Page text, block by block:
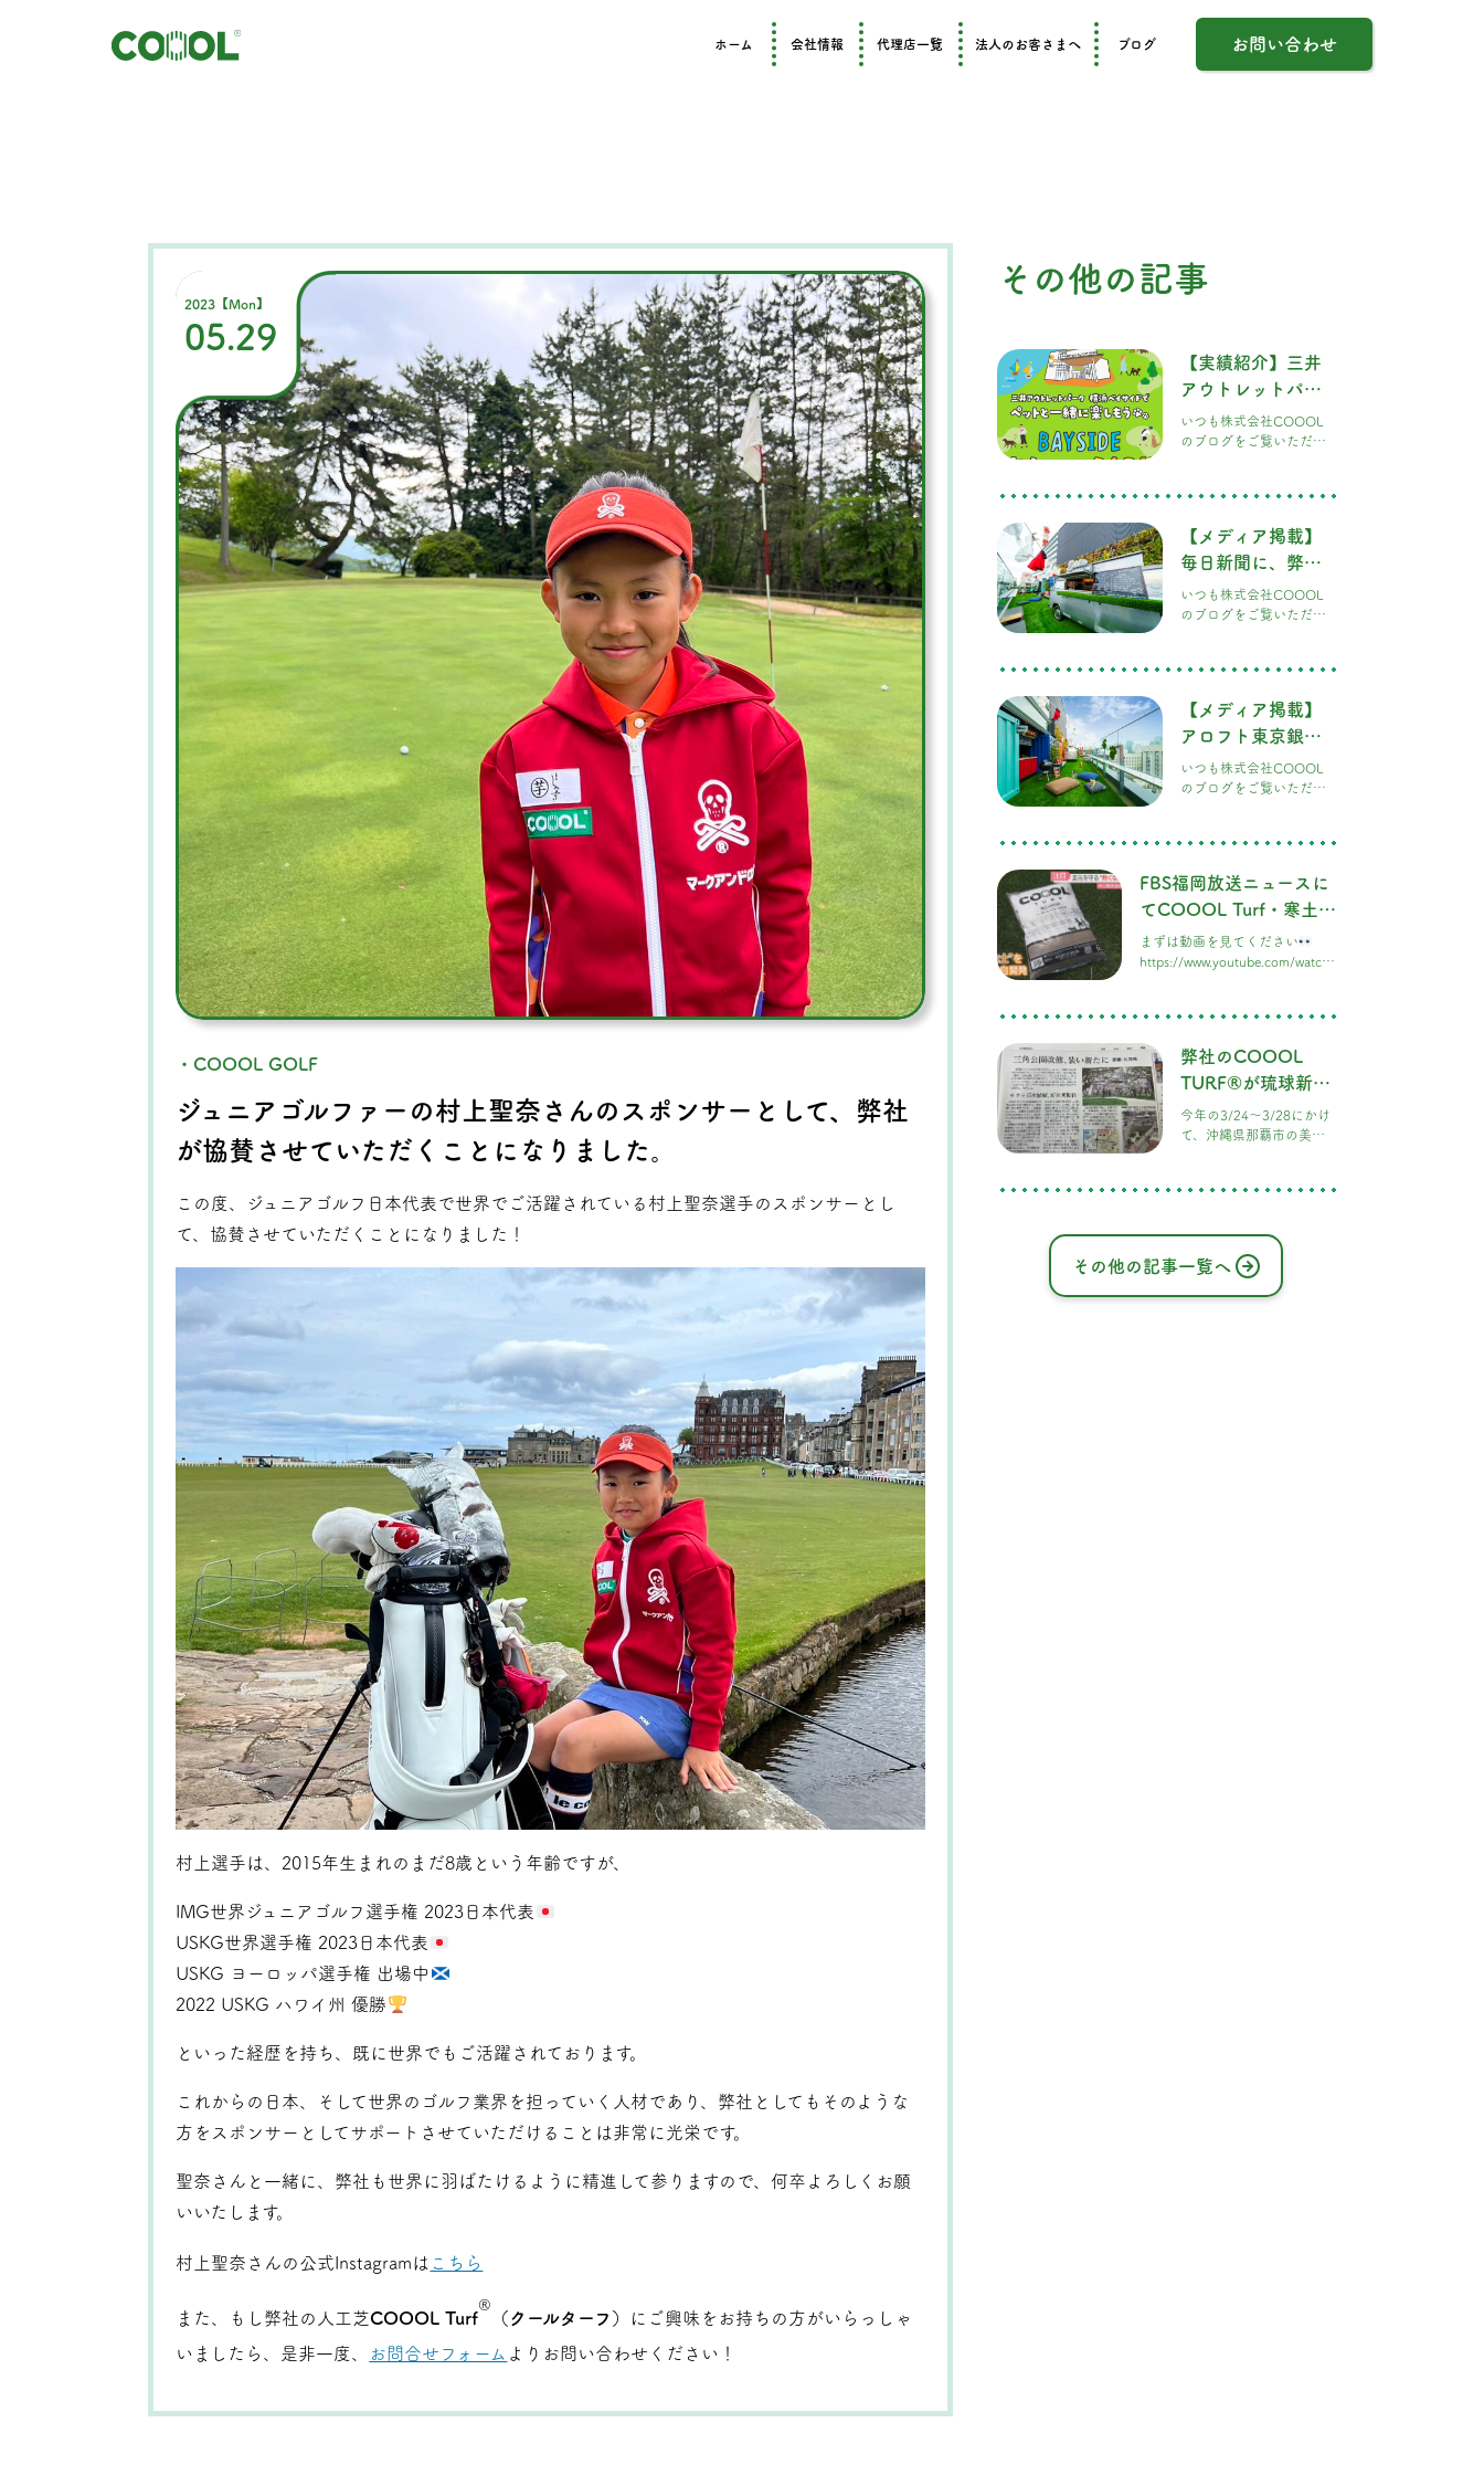
ホーム 会社情報 代理店一覧 法人のお客さまへ ブログ お問い合わせ
2023【Mon】
05.29
・COOOL GOLF
ジュニアゴルファーの村上聖奈さんのスポンサーとして、弊社
が協賛させていただくことになりました。
この度、ジュニアゴルフ日本代表で世界でご活躍されている村上聖奈選手のスポンサーとし
て、協賛させていただくことになりました！
村上選手は、2015年生まれのまだ8歳という年齢ですが、
IMG世界ジュニアゴルフ選手権 2023日本代表
USKG世界選手権 2023日本代表
USKG ヨーロッパ選手権 出場中
2022 USKG ハワイ州 優勝
といった経歴を持ち、既に世界でもご活躍されております。
これからの日本、そして世界のゴルフ業界を担っていく人材であり、弊社としてもそのような
方をスポンサーとしてサポートさせていただけることは非常に光栄です。
聖奈さんと一緒に、弊社も世界に羽ばたけるように精進して参りますので、何卒よろしくお願
いいたします。
村上聖奈さんの公式Instagramは こちら
また、もし弊社の人工芝COOOL Turf
®
（クールターフ）
にご興味をお持ちの方がいらっしゃ
いましたら、是非一度、
お問合せフォーム よりお問い合わせください！
その他の記事
【実績紹介】三井
アウトレットパー
ク 横浜ベイサイド
「DOGGY
当しました！
いつも株式会社COOOL
のブログをご覧いただ
なさまにぜひ知っていた
な施工実績のご紹介です
三井アウトレットパー
る、ワンちゃんと一緒に
楽しめる広場「DOGGY
いただきました！
【メディア掲載】
毎日新聞に、弊社
が担当したアロフ
ト東京銀座のドッ
されました！
いつも株式会社COOOL
のブログをご覧いただ
らせです
先日ご紹介し
屋上ドッグラン「DOG
RUN & BBQ Beer
なんと「毎日新聞」のニ
ュースサイトにもどどん
一同とても感激していま
す…！
【メディア掲載】
アロフト東京銀座
の屋上ドッグラン
に「COOOL
PR TIMESで公開中
いつも株式会社COOOL
のブログをご覧いただ
る嬉しいニュースです
担当させていただいた、
アロフト東京銀座様の屋
リリース配信サービス
「PR TIMES」にて大きく
スポット「DOG RUN &
BBQ Beer Garden」とし
て、早くも注目を集めて
いま
FBS福岡放送ニュースに
てCOOOL Turf・寒土が
取り上げられました。
まずは動画を見てください
https://www.youtube.com/watch?
弊社のCOOOL
TURF®が琉球新報
に取り上げられま
した。
今年の3/24〜3/28にかけ
て、沖縄県那覇市の美栄
新報に掲載されました。
子です。 以前の公園は砂
利だけでしたが、緑が映
える
その他の記事一覧へ